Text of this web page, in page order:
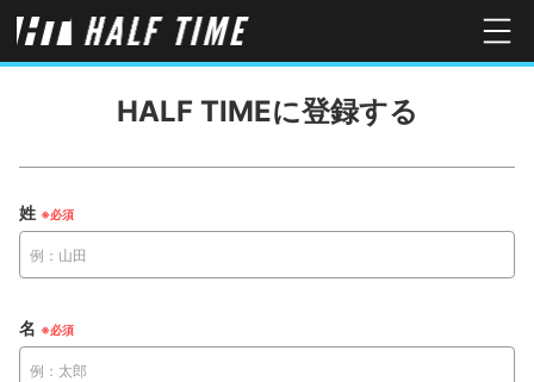
HALF TIMEに登録する
姓
名